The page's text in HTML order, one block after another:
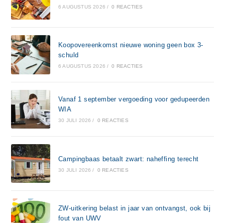
6 AUGUSTUS 2026 / 0 REACTIES
Koopovereenkomst nieuwe woning geen box 3-
schuld
6 AUGUSTUS 2026 / 0 REACTIES
Vanaf 1 september vergoeding voor gedupeerden
WIA
30 JULI 2026 / 0 REACTIES
Campingbaas betaalt zwart: naheffing terecht
30 JULI 2026 / 0 REACTIES
ZW-uitkering belast in jaar van ontvangst, ook bij
fout van UWV